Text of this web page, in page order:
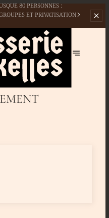
23H00🕥 👉 RÉSERVER